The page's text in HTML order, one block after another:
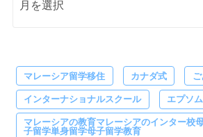
マレーシア留学移住 カナダ式
インターナショナルスクール エプソム
マレーシアの教育マレーシアのインター校
子留学単身留学母子留学教育